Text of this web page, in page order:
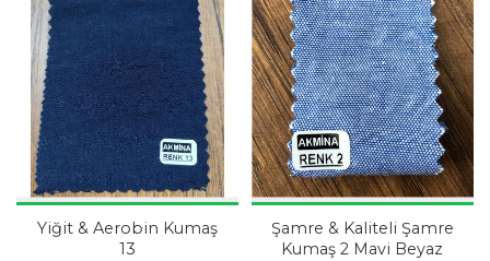
Yiğit & Aerobin Kumaş
13
Şamre & Kaliteli Şamre
Kumaş 2 Mavi Beyaz